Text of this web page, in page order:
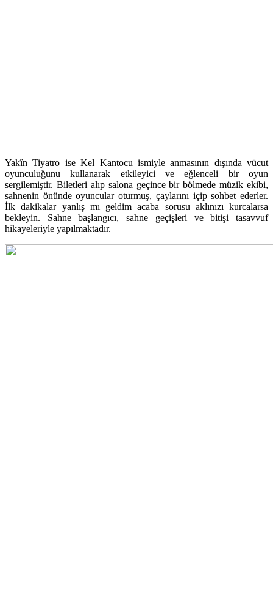
Yakîn Tiyatro ise Kel Kantocu ismiyle anmasının dışında vücut
oyunculuğunu kullanarak etkileyici ve eğlenceli bir oyun
sergilemiştir. Biletleri alıp salona geçince bir bölmede müzik ekibi,
sahnenin önünde oyuncular oturmuş, çaylarını içip sohbet ederler.
İlk dakikalar yanlış mı geldim acaba sorusu aklınızı kurcalarsa
bekleyin. Sahne başlangıcı, sahne geçişleri ve bitişi tasavvuf
hikayeleriyle yapılmaktadır.